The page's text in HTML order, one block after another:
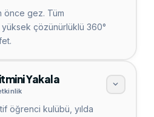
önce gez. Tüm
çözünürlüklü 360°
Yakala
öğrenci kulübü, yılda